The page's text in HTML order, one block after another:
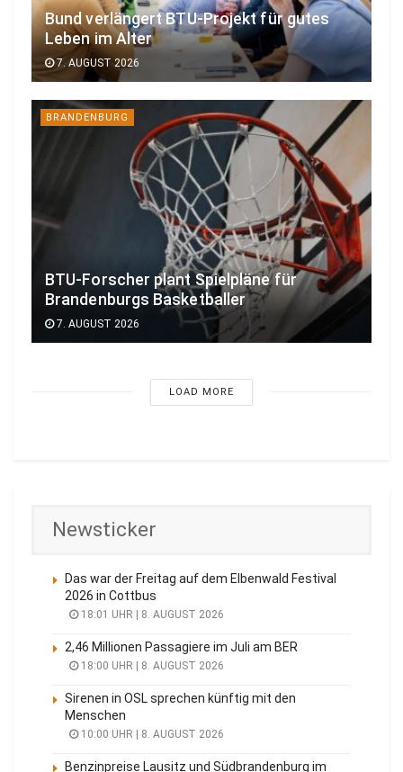
Bund verlängert BTU-Projekt für gutes
Leben im Alter
7. AUGUST 2026
BRANDENBURG
BTU-Forscher plant Spielpläne für
Brandenburgs Basketballer
7. AUGUST 2026
LOAD MORE
Newsticker
Das war der Freitag auf dem Elbenwald Festival
2026 in Cottbus
18:01 UHR | 8. AUGUST 2026
2,46 Millionen Passagiere im Juli am BER
18:00 UHR | 8. AUGUST 2026
Sirenen in OSL sprechen künftig mit den
Menschen
10:00 UHR | 8. AUGUST 2026
Benzinpreise Lausitz und Südbrandenburg im